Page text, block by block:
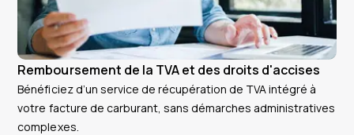
Remboursement de la TVA et des droits d'accises
Bénéficiez d’un service de récupération de TVA intégré à
votre facture de carburant, sans démarches administratives
complexes.